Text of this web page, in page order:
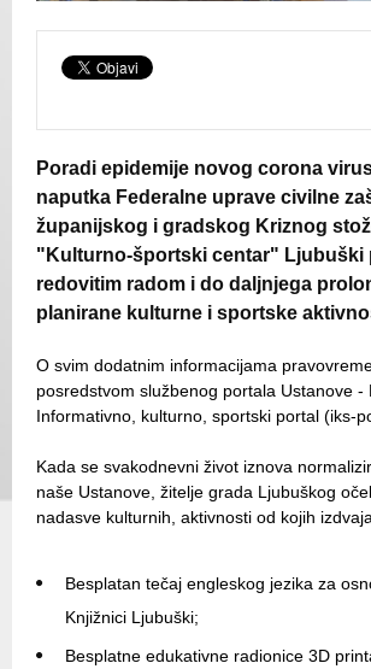
Poradi epidemije novog corona
naputka Federalne uprave civilne
županijskog i gradskog Kriznog
"Kulturno-športski centar" Ljubuški
redovitim radom i do daljnjega
planirane kulturne i sportske
O svim dodatnim informacijama
posredstvom službenog portala Ustanove -
Informativno, kulturno, sportski portal (iks-
Kada se svakodnevni život iznova
naše Ustanove, žitelje grada Ljubuškog
nadasve kulturnih, aktivnosti od kojih
Besplatan tečaj engleskog jezika za
Knjižnici Ljubuški;
Besplatne edukativne radionice 3D